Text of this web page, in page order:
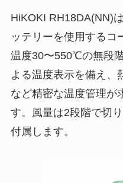
HiKOKI RH18DA(NN)
ッテリーを使用するコ
温度30〜550℃の無段
よる温度表示を備え、
など精密な温度管理が
す。風量は2段階で切
付属します。